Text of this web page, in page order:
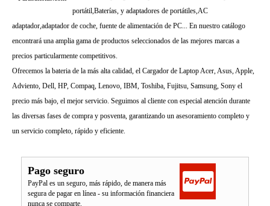
portátil,Baterías, y adaptadores de portátiles,AC
adaptador,adaptador de coche, fuente de alimentación de PC... En nuestro catálogo
encontrará una amplia gama de productos seleccionados de las mejores marcas a
precios particularmente competitivos.
Ofrecemos la bateria de la más alta calidad, el Cargador de Laptop Acer, Asus, Apple,
Adviento, Dell, HP, Compaq, Lenovo, IBM, Toshiba, Fujitsu, Samsung, Sony el
precio más bajo, el mejor servicio. Seguimos al cliente con especial atención durante
las diversas fases de compra y posventa, garantizando un asesoramiento completo y
un servicio completo, rápido y eficiente.
Pago seguro
PayPal es un seguro, más rápido, de manera más
segura de pagar en línea - su información financiera
nunca se comparte.